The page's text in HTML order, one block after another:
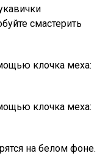
смастерить
на белом фоне.